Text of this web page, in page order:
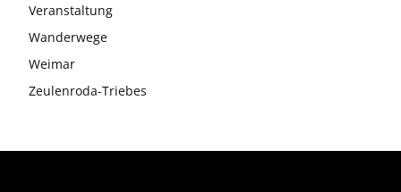
Veranstaltung
Wanderwege
Weimar
Zeulenroda-Triebes